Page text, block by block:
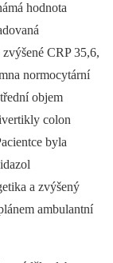
hodnota
CRP 35,6,
normocytární
objem
colon
byla
a zvýšený
ambulantní